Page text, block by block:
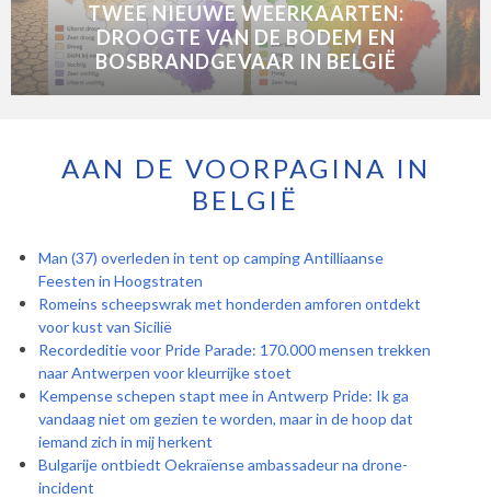
TWEE NIEUWE WEERKAARTEN:
DROOGTE VAN DE BODEM EN
BOSBRANDGEVAAR IN BELGIË
AAN DE VOORPAGINA IN
BELGIË
Man (37) overleden in tent op camping Antilliaanse
Feesten in Hoogstraten
Romeins scheepswrak met honderden amforen ontdekt
voor kust van Sicilië
Recordeditie voor Pride Parade: 170.000 mensen trekken
naar Antwerpen voor kleurrijke stoet
Kempense schepen stapt mee in Antwerp Pride: Ik ga
vandaag niet om gezien te worden, maar in de hoop dat
iemand zich in mij herkent
Bulgarije ontbiedt Oekraïense ambassadeur na drone-
incident